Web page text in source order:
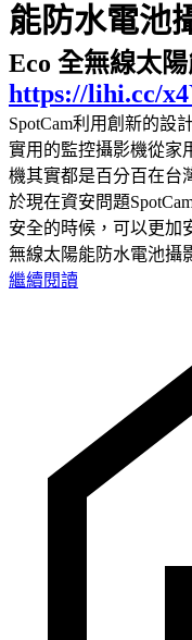
能防水電池
Eco 全無線太
https://lihi.cc/
SpotCam利用創新的設
實用的監控攝影機從家
機其實都是百分百在台
於現在資安問題
安全的時候，可以更加
無線太陽能防水電池攝
繼續閱讀